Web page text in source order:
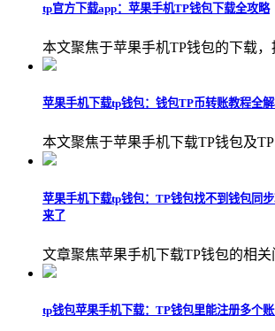
tp官方下载app：苹果手机TP钱包下载全攻略
本文聚焦于苹果手机TP钱包的下载，
苹果手机下载tp钱包：钱包TP币转账教程全
本文聚焦于苹果手机下载TP钱包及
苹果手机下载tp钱包：TP钱包找不到钱包同
来了
文章聚焦苹果手机下载TP钱包的相关
tp钱包苹果手机下载：TP钱包里能注册多个